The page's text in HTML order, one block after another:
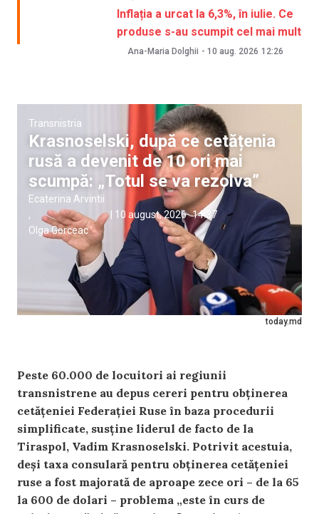
Inflația a urcat la 6,3%, în iulie. Ce
produse s-au scumpit cel mai mult
Ana-Maria Dolghii - 10 aug. 2026 12:26
today.md
Transnistria
Krasnoselski, după ce cetățenia
rusă a devenit de 10 ori mai
scumpă: „Totul se va rezolva”
Ecaterina Arvintii
,
Olga Gorceac
10 august, 2026 14:37
Peste 60.000 de locuitori ai regiunii
transnistrene au depus cereri pentru obținerea
cetățeniei Federației Ruse în baza procedurii
simplificate, susține liderul de facto de la
Tiraspol, Vadim Krasnoselski. Potrivit acestuia,
deși taxa consulară pentru obținerea cetățeniei
ruse a fost majorată de aproape zece ori – de la 65
la 600 de dolari – problema „este în curs de